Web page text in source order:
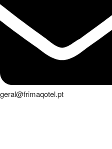
geral@frimaqotel.pt